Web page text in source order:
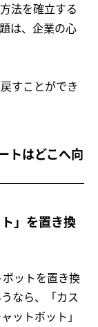
法を確立する
は、企業の心
すことができ
トはどこへ向
」を置き換
ットを置き換
なら、「カス
ットボット」